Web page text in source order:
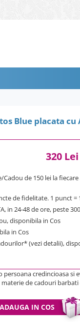
Blue placata
320 Lei
Cadou de 150 lei la
de fidelitate. 1 punct =
in 24-48 de ore, peste
disponibila in Cos
in Cos
(vezi detalii),
credincioasa si
de cadouri barbati
ADAUGA IN COS